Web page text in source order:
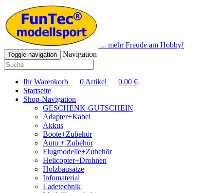
... mehr Freude am Hobby!
Toggle navigation Navigation
Ihr Warenkorb 0 Artikel 0.00 €
Startseite
Shop-Navigation
GESCHENK-GUTSCHEIN
Adapter+Kabel
Akkus
Boote+Zubehör
Auto + Zubehör
Flugmodelle+Zubehör
Helicopter+Drohnen
Holzbausätze
Infomaterial
Ladetechnik